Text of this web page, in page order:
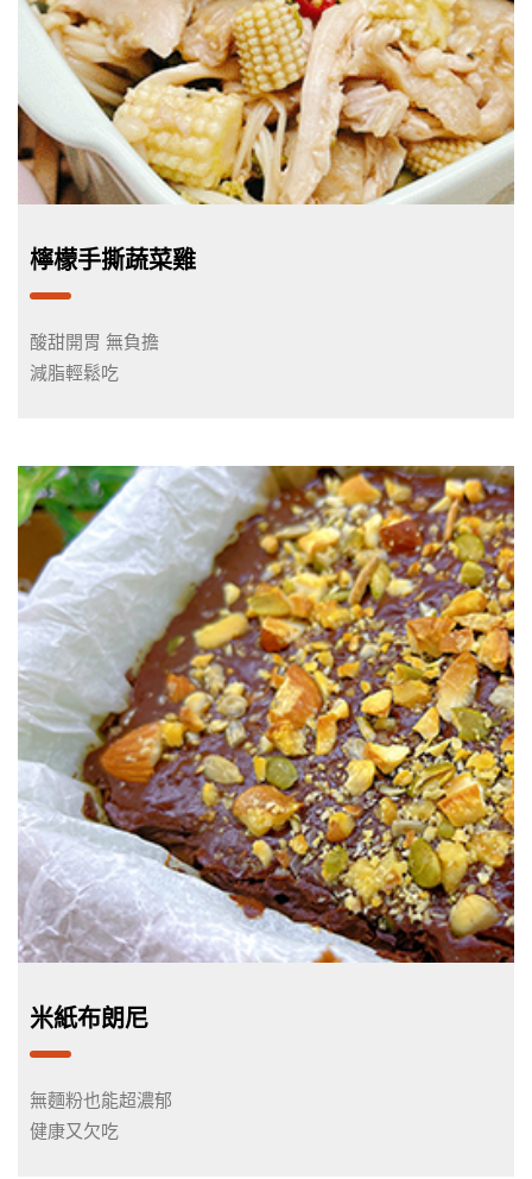
檸檬手撕蔬菜雞
酸甜開胃 無負擔
減脂輕鬆吃
米紙布朗尼
無麵粉也能超濃郁
健康又欠吃